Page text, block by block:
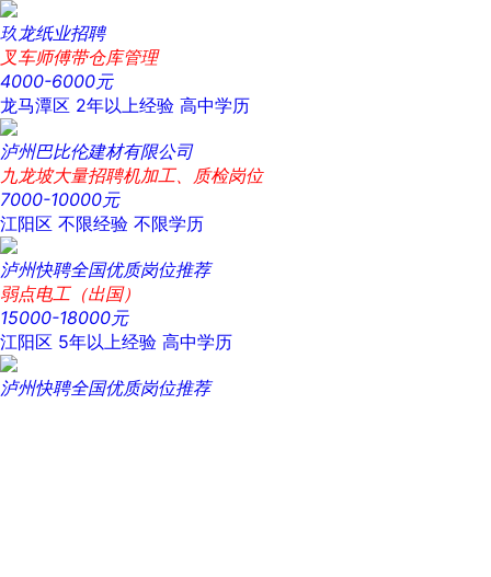
玖龙纸业招聘
叉车师傅带仓库管理
4000-6000元
龙马潭区 2年以上经验 高中学历
泸州巴比伦建材有限公司
九龙坡大量招聘机加工、质检岗位
7000-10000元
江阳区 不限经验 不限学历
泸州快聘全国优质岗位推荐
弱点电工（出国）
15000-18000元
江阳区 5年以上经验 高中学历
泸州快聘全国优质岗位推荐